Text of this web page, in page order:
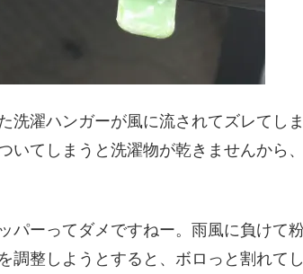
洗濯ハンガーが風に流されてズレてし
いてしまうと洗濯物が乾きませんから
パーってダメですねー。雨風に負けて
整しようとすると、ボロっと割れてし